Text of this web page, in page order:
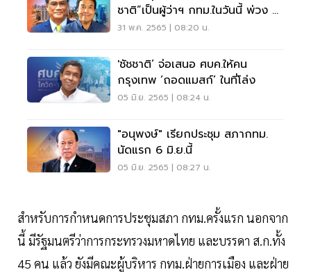
ชาติ”เป็นผู้ว่าฯ กทม.ในวันนี้ พ่วง 5
ส.ก.
31 พ.ค. 2565 | 08:20 น.
'ชัชชาติ’ จ่อเสนอ ศบค.ให้คน
กรุงเทพ ‘ถอดแมสก์’ ในที่โล่ง
05 มิ.ย. 2565 | 08:24 น.
"อนุพงษ์" เรียกประชุม สภากทม.
นัดแรก 6 มิ.ย.นี้
05 มิ.ย. 2565 | 08:27 น.
สำหรับการกำหนดการประชุมสภา กทม.ครั้งแรก นอกจาก
นี้ มีรัฐมนตรีว่าการกระทรวงมหาดไทย และบรรดา ส.ก.ทั้ง
45 คน แล้ว ยังมีคณะผู้บริหาร กทม.ฝ่ายการเมือง และฝ่าย